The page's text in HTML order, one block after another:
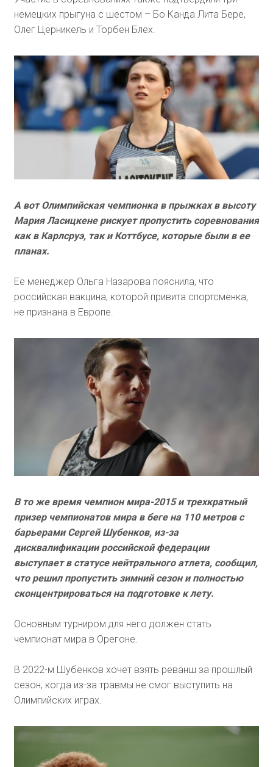
немецких прыгуна с шестом – Бо Канда Лита Бере,
Олег Церникель и Торбен Блех.
А вот Олимпийская чемпионка в прыжках в высоту
Мария Ласицкене рискует пропустить соревнования
как в Карлсруэ, так и Коттбусе, которые были в ее
планах.
Ее менеджер Ольга Назарова пояснила, что
российская вакцина, которой привита спортсменка,
не признана в Европе.
В то же время чемпион мира-2015 и трехкратный
призер чемпионатов мира в беге на 110 метров с
барьерами Сергей Шубенков, из-за
дисквалификации российской федерации
выступает в статусе нейтрального атлета, сообщил,
что решил пропустить зимний сезон и полностью
сконцентрироваться на подготовке к лету.
Основным турниром для него должен стать
чемпионат мира в Орегоне.
В 2022-м Шубенков хочет взять реванш за прошлый
сезон, когда из-за травмы не смог выступить на
Олимпийских играх.